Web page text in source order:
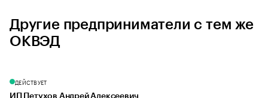
Другие предприниматели с тем же
ОКВЭД
ДЕЙСТВУЕТ